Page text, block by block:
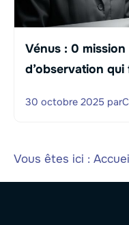
Vénus : 0
d’observation
30 octobre 2025 par
Vous êtes ici :